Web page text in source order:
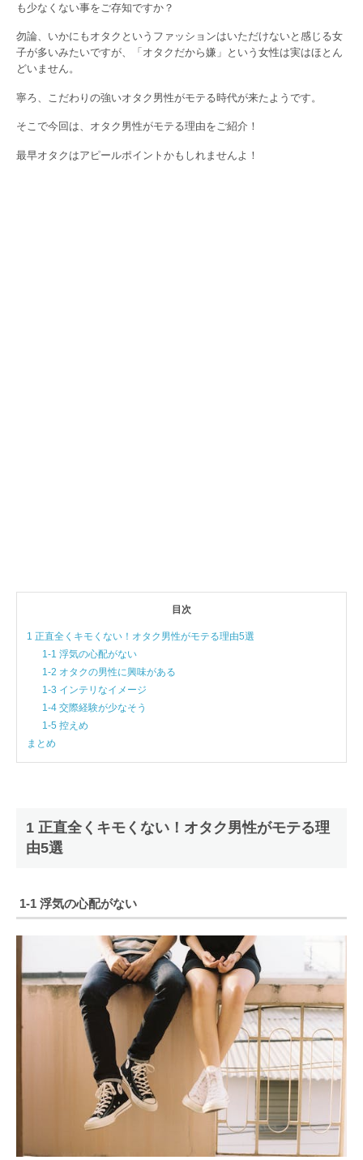
も少なくない事をご存知ですか？
勿論、いかにもオタクというファッションはいただけないと感じる女
子が多いみたいですが、「オタクだから嫌」という女性は実はほとん
どいません。
寧ろ、こだわりの強いオタク男性がモテる時代が来たようです。
そこで今回は、オタク男性がモテる理由をご紹介！
最早オタクはアピールポイントかもしれませんよ！
目次
1 正直全くキモくない！オタク男性がモテる理由5選
1-1 浮気の心配がない
1-2 オタクの男性に興味がある
1-3 インテリなイメージ
1-4 交際経験が少なそう
1-5 控えめ
まとめ
1 正直全くキモくない！オタク男性がモテる理
由5選
1-1 浮気の心配がない